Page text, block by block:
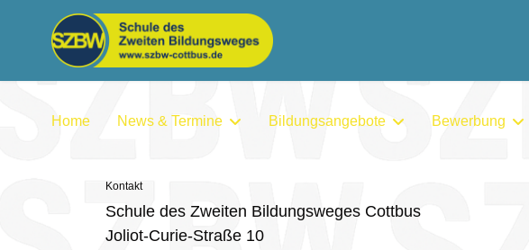
Home News & Termine Bildungsangebote Bewerbung
Kontakt
Schule des Zweiten Bildungsweges Cottbus
Joliot-Curie-Straße 10